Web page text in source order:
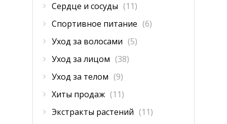
Сердце и сосуды (11)
Спортивное питание (6)
Уход за волосами (5)
Уход за лицом (38)
Уход за телом (9)
Хиты продаж (11)
Экстракты растений (11)